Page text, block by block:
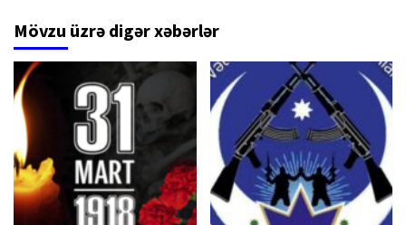
Mövzu üzrə digər xəbərlər